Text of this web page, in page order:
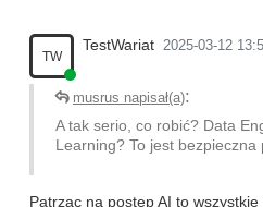
TW
TestWariat 2025-03-12
musrus napisał(a):
A tak serio, co robić? Data
Learning? To jest
Patrząc na postęp AI to